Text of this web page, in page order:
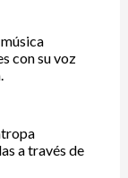
con su voz
a través de